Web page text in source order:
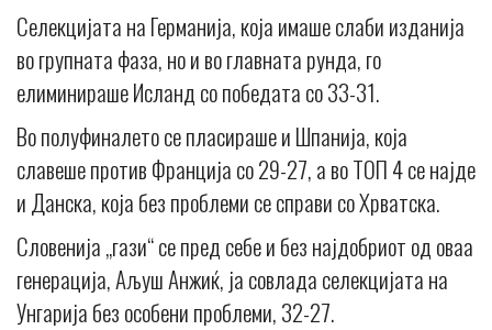
Селекцијата на Германија, која имаше слаби изданија
во групната фаза, но и во главната рунда, го
елиминираше Исланд со победата со 33-31.
Во полуфиналето се пласираше и Шпанија, која
славеше против Франција со 29-27, а во ТОП 4 се најде
и Данска, која без проблеми се справи со Хрватска.
Словенија „гази“ се пред себе и без најдобриот од оваа
генерација, Аљуш Анжиќ, ја совлада селекцијата на
Унгарија без особени проблеми, 32-27.